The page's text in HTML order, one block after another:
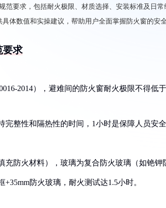
范要求，包括耐火极限、材质选择、安装标准及日
体数值和实操建议，帮助用户全面掌握防火窗的安
要求
2014），避难间的防火窗耐火极限不得低
整性和隔热性的时间，1小时是保障人员安全
防火材料），玻璃为复合防火玻璃（如铯钾
防火玻璃，耐火测试达1.5小时。